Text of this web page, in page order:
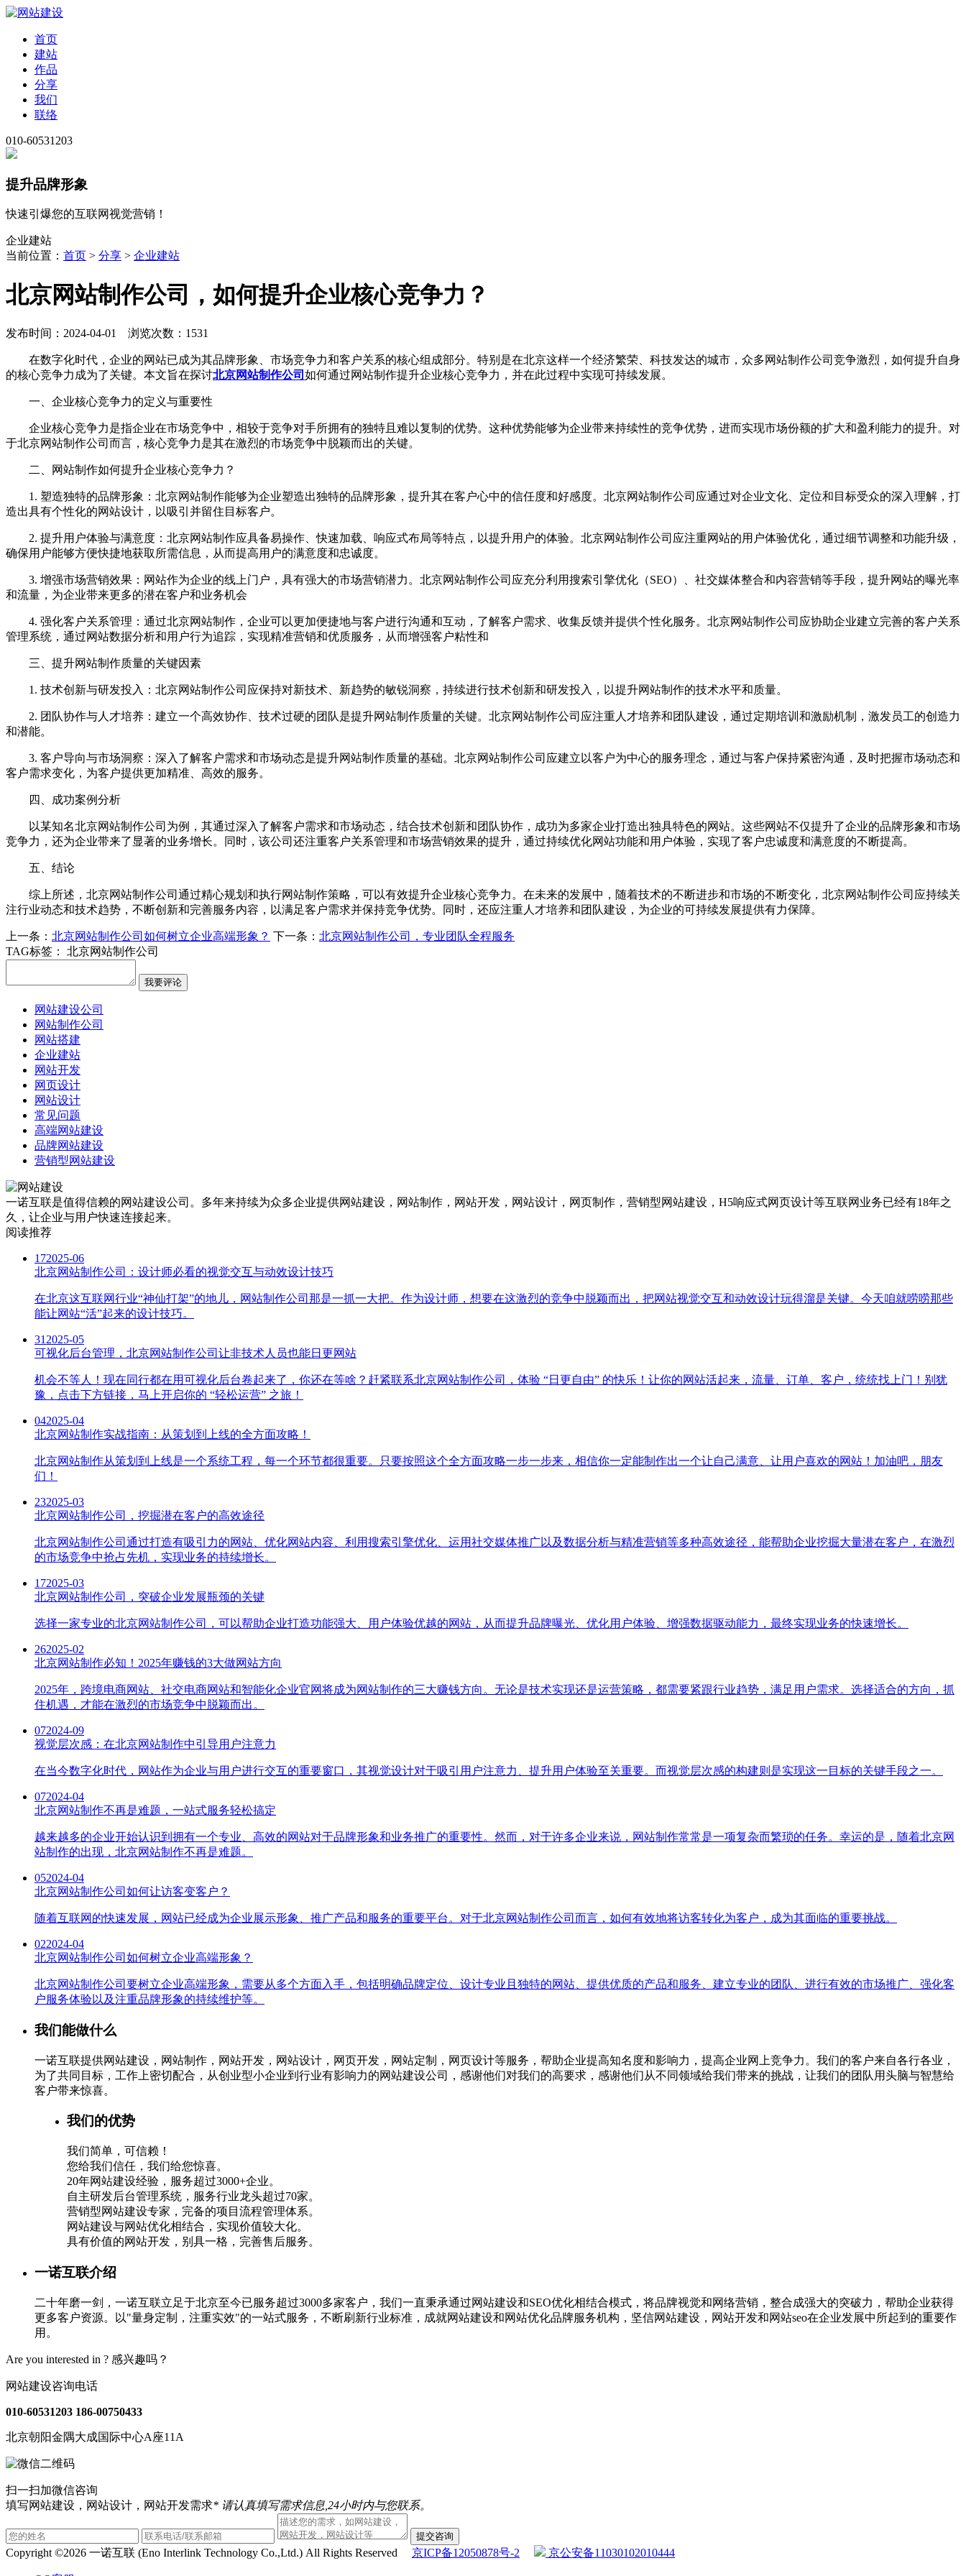
首页
建站
作品
分享
我们
联络
010-60531203
提升品牌形象
快速引爆您的互联网视觉营销！
企业建站
当前位置： 首页 > 分享 > 企业建站
北京网站制作公司，如何提升企业核心竞争力？
发布时间：2024-04-01 浏览次数：1531
在数字化时代，企业的网站已成为其品牌形象、市场竞争力和客户关系的核心组成部分。特别是在北京这样一个经济繁荣、科技发达的城市，众多网站制作公司竞争激烈，如何提升自身
的核心竞争力成为了关键。本文旨在探讨北京网站制作公司 如何通过网站制作提升企业核心竞争力，并在此过程中实现可持续发展。
一、企业核心竞争力的定义与重要性
企业核心竞争力是指企业在市场竞争中，相较于竞争对手所拥有的独特且难以复制的优势。这种优势能够为企业带来持续性的竞争优势，进而实现市场份额的扩大和盈利能力的提升。对
于北京网站制作公司而言，核心竞争力是其在激烈的市场竞争中脱颖而出的关键。
二、网站制作如何提升企业核心竞争力？
1. 塑造独特的品牌形象：北京网站制作能够为企业塑造出独特的品牌形象，提升其在客户心中的信任度和好感度。北京网站制作公司应通过对企业文化、定位和目标受众的深入理解，打
造出具有个性化的网站设计，以吸引并留住目标客户。
2. 提升用户体验与满意度：北京网站制作应具备易操作、快速加载、响应式布局等特点，以提升用户的体验。北京网站制作公司应注重网站的用户体验优化，通过细节调整和功能升级，
确保用户能够方便快捷地获取所需信息，从而提高用户的满意度和忠诚度。
3. 增强市场营销效果：网站作为企业的线上门户，具有强大的市场营销潜力。北京网站制作公司应充分利用搜索引擎优化（SEO）、社交媒体整合和内容营销等手段，提升网站的曝光率
和流量，为企业带来更多的潜在客户和业务机会
4. 强化客户关系管理：通过北京网站制作，企业可以更加便捷地与客户进行沟通和互动，了解客户需求、收集反馈并提供个性化服务。北京网站制作公司应协助企业建立完善的客户关系
管理系统，通过网站数据分析和用户行为追踪，实现精准营销和优质服务，从而增强客户粘性和
三、提升网站制作质量的关键因素
1. 技术创新与研发投入：北京网站制作公司应保持对新技术、新趋势的敏锐洞察，持续进行技术创新和研发投入，以提升网站制作的技术水平和质量。
2. 团队协作与人才培养：建立一个高效协作、技术过硬的团队是提升网站制作质量的关键。北京网站制作公司应注重人才培养和团队建设，通过定期培训和激励机制，激发员工的创造力
和潜能。
3. 客户导向与市场洞察：深入了解客户需求和市场动态是提升网站制作质量的基础。北京网站制作公司应建立以客户为中心的服务理念，通过与客户保持紧密沟通，及时把握市场动态和
客户需求变化，为客户提供更加精准、高效的服务。
四、成功案例分析
以某知名北京网站制作公司为例，其通过深入了解客户需求和市场动态，结合技术创新和团队协作，成功为多家企业打造出独具特色的网站。这些网站不仅提升了企业的品牌形象和市场
竞争力，还为企业带来了显著的业务增长。同时，该公司还注重客户关系管理和市场营销效果的提升，通过持续优化网站功能和用户体验，实现了客户忠诚度和满意度的不断提高。
五、结论
综上所述，北京网站制作公司通过精心规划和执行网站制作策略，可以有效提升企业核心竞争力。在未来的发展中，随着技术的不断进步和市场的不断变化，北京网站制作公司应持续关
注行业动态和技术趋势，不断创新和完善服务内容，以满足客户需求并保持竞争优势。同时，还应注重人才培养和团队建设，为企业的可持续发展提供有力保障。
上一条： 北京网站制作公司如何树立企业高端形象？ 下一条： 北京网站制作公司，专业团队全程服务
TAG标签：
北京网站制作公司
网站建设公司
网站制作公司
网站搭建
企业建站
网站开发
网页设计
网站设计
常见问题
高端网站建设
品牌网站建设
营销型网站建设
一诺互联是值得信赖的网站建设公司。多年来持续为众多企业提供网站建设，网站制作，网站开发，网站设计，网页制作，营销型网站建设，H5响应式网页设计等互联网业务已经有18年之
久，让企业与用户快速连接起来。
阅读推荐
172025-06
北京网站制作公司：设计师必看的视觉交互与动效设计技巧
在北京这互联网行业“神仙打架”的地儿，网站制作公司那是一抓一大把。作为设计师，想要在这激烈的竞争中脱颖而出，把网站视觉交互和动效设计玩得溜是关键。今天咱就唠唠那些
能让网站“活”起来的设计技巧。
31 2025-05
可视化后台管理，北京网站制作公司让非技术人员也能日更网站
机会不等人！现在同行都在用可视化后台卷起来了，你还在等啥？赶紧联系北京网站制作公司，体验 “日更自由” 的快乐！让你的网站活起来，流量、订单、客户，统统找上门！别犹
豫，点击下方链接，马上开启你的 “轻松运营” 之旅！
042025-04
北京网站制作实战指南：从策划到上线的全方面攻略！
北京网站制作从策划到上线是一个系统工程，每一个环节都很重要。只要按照这个全方面攻略一步一步来，相信你一定能制作出一个让自己满意、让用户喜欢的网站！加油吧，朋友
们！
232025-03
北京网站制作公司，挖掘潜在客户的高效途径
北京网站制作公司通过打造有吸引力的网站、优化网站内容、利用搜索引擎优化、运用社交媒体推广以及数据分析与精准营销等多种高效途径，能帮助企业挖掘大量潜在客户，在激烈
的市场竞争中抢占先机，实现业务的持续增长。
172025-03
北京网站制作公司，突破企业发展瓶颈的关键
选择一家专业的北京网站制作公司，可以帮助企业打造功能强大、用户体验优越的网站，从而提升品牌曝光、优化用户体验、增强数据驱动能力，最终实现业务的快速增长。
262025-02
北京网站制作必知！2025年赚钱的3大做网站方向
2025年，跨境电商网站、社交电商网站和智能化企业官网将成为网站制作的三大赚钱方向。无论是技术实现还是运营策略，都需要紧跟行业趋势，满足用户需求。选择适合的方向，抓
住机遇，才能在激烈的市场竞争中脱颖而出。
072024-09
视觉层次感：在北京网站制作中引导用户注意力
在当今数字化时代，网站作为企业与用户进行交互的重要窗口，其视觉设计对于吸引用户注意力、提升用户体验至关重要。而视觉层次感的构建则是实现这一目标的关键手段之一。
072024-04
北京网站制作不再是难题，一站式服务轻松搞定
越来越多的企业开始认识到拥有一个专业、高效的网站对于品牌形象和业务推广的重要性。然而，对于许多企业来说，网站制作常常是一项复杂而繁琐的任务。幸运的是，随着北京网
站制作的出现，北京网站制作不再是难题。
052024-04
北京网站制作公司如何让访客变客户？
随着互联网的快速发展，网站已经成为企业展示形象、推广产品和服务的重要平台。对于北京网站制作公司而言，如何有效地将访客转化为客户，成为其面临的重要挑战。
022024-04
北京网站制作公司如何树立企业高端形象？
北京网站制作公司要树立企业高端形象，需要从多个方面入手，包括明确品牌定位、设计专业且独特的网站、提供优质的产品和服务、建立专业的团队、进行有效的市场推广、强化客
户服务体验以及注重品牌形象的持续维护等。
我们能做什么
一诺互联提供网站建设，网站制作，网站开发，网站设计，网页开发，网站定制，网页设计等服务，帮助企业提高知名度和影响力，提高企业网上竞争力。我们的客户来自各行各业，
为了共同目标，工作上密切配合，从创业型小企业到行业有影响力的网站建设公司，感谢他们对我们的高要求，感谢他们从不同领域给我们带来的挑战，让我们的团队用头脑与智慧给
客户带来惊喜。
我们的优势
我们简单，可信赖！
您给我们信任，我们给您惊喜。
20年网站建设经验，服务超过3000+企业。
自主研发后台管理系统，服务行业龙头超过70家。
营销型网站建设专家，完备的项目流程管理体系。
网站建设与网站优化相结合，实现价值较大化。
具有价值的网站开发，别具一格，完善售后服务。
一诺互联介绍
二十年磨一剑，一诺互联立足于北京至今已服务超过3000多家客户，我们一直秉承通过网站建设和SEO优化相结合模式，将品牌视觉和网络营销，整合成强大的突破力，帮助企业获得
更多客户资源。以"量身定制，注重实效"的一站式服务，不断刷新行业标准，成就网站建设和网站优化品牌服务机构，坚信网站建设，网站开发和网站seo在企业发展中所起到的重要作
用。
Are you interested in ? 感兴趣吗？
网站建设咨询电话
010-60531203 186-00750433
北京朝阳金隅大成国际中心A座11A
扫一扫加微信咨询
填写网站建设，网站设计，网站开发需求* 请认真填写需求信息,24小时内与您联系。
提交咨询
Copyright ©2026 一诺互联 (Eno Interlink Technology Co.,Ltd.) All Rights Reserved 京ICP备12050878号-2 京公安备11030102010444